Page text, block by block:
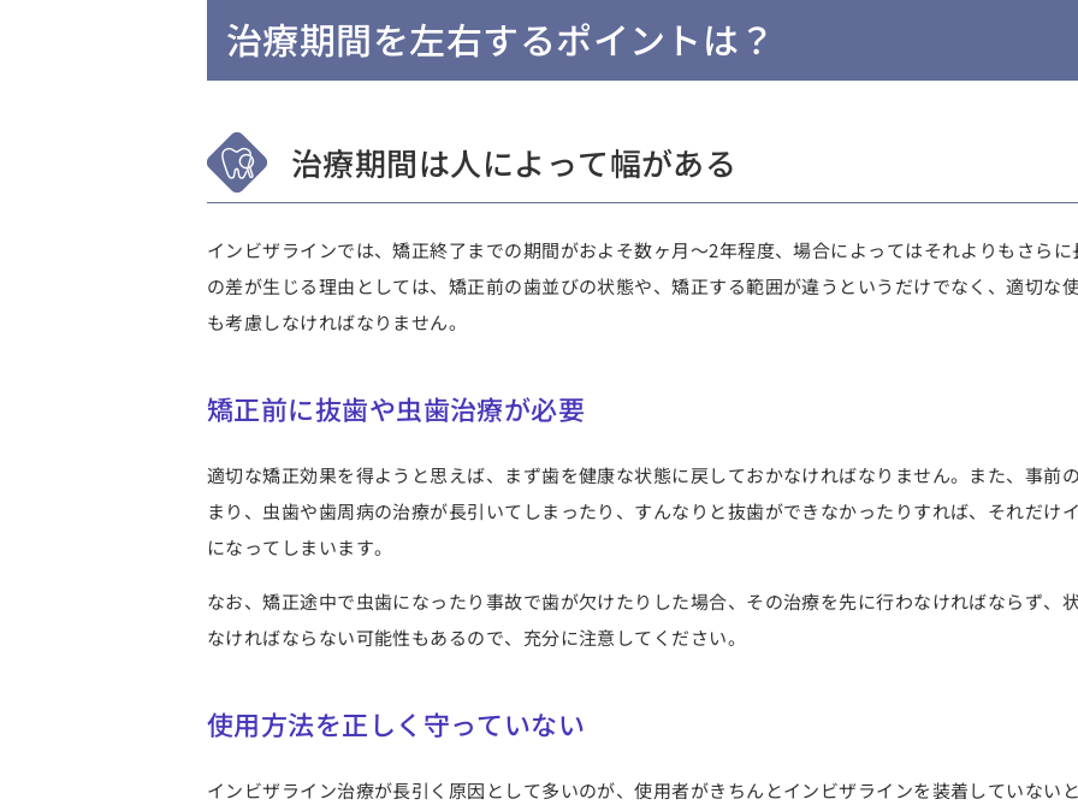
治療期間を左右するポイントは？
治療期間は人によって幅がある
インビザラインでは、矯正終了までの期間がおよそ数ヶ月～2年程度、場合によってはそれよりもさら
の差が生じる理由としては、 矯正前の歯並びの状態や、矯正する範囲が違う というだけでなく、適切な
も考慮しなければなりません。
矯正前に抜歯や虫歯治療が必要
適切な矯正効果を得ようと思えば、まず歯を健康な状態に戻しておかなければなりません。また、 事前
まり、虫歯や歯周病の治療が長引いてしまったり、すんなりと抜歯ができなかったりすれば、それだけ
になってしまいます。
なお、矯正途中で虫歯になったり事故で歯が欠けたりした場合、その治療を先に行わなければならず、
なければならない可能性もあるので、充分に注意してください。
使用方法を正しく守っていない
インビザライン治療が長引く原因として多いのが、使用者がきちんとインビザラインを装着していない